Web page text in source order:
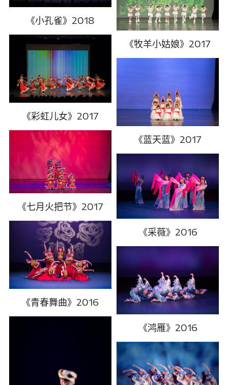
《小孔雀》2018
《彩虹儿女》2017
《七月火把节》2017
《青春舞曲》2016
《牧羊小姑娘》2017
《蓝天蓝》2017
《采薇》2016
《鸿雁》2016